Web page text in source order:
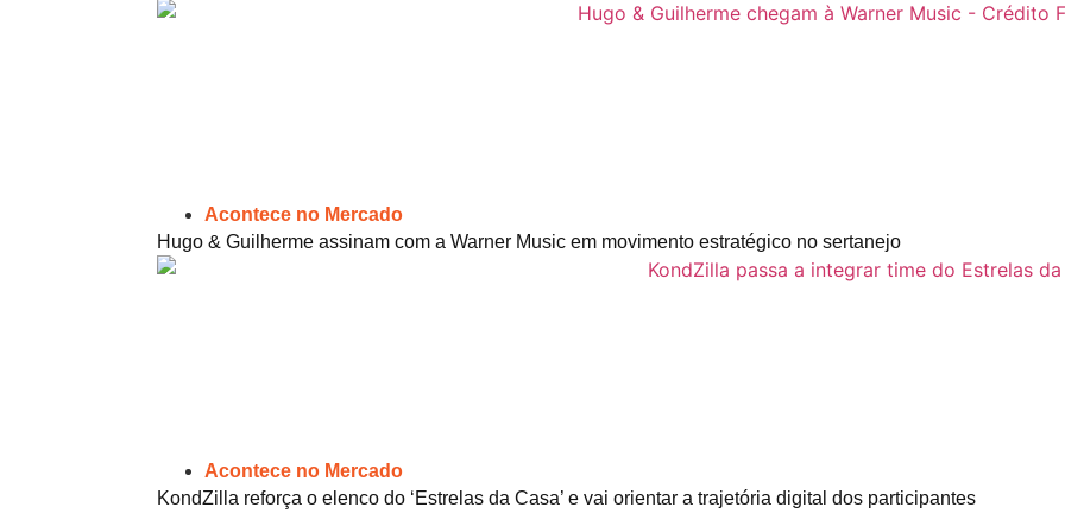
Acontece no Mercado
Hugo & Guilherme assinam com a Warner Music em movimento estratégico no sertanejo
Acontece no Mercado
KondZilla reforça o elenco do ‘Estrelas da Casa’ e vai orientar a trajetória digital dos participantes